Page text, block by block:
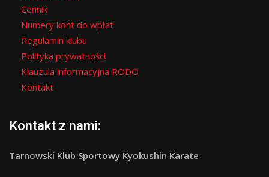
Cennik
Numery kont do wpłat
Regulamin klubu
Polityka prywatności
Klauzula informacyjna RODO
Kontakt
Kontakt z nami:
Tarnowski Klub Sportowy Kyokushin Karate